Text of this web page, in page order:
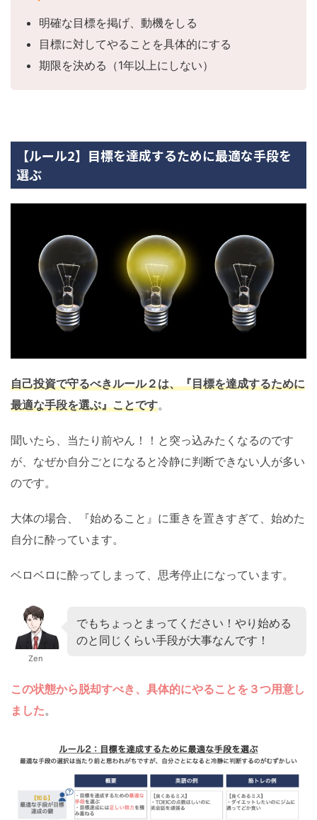
明確な目標を掲げ、動機をしる
目標に対してやることを具体的にする
期限を決める（1年以上にしない）
【ルール2】目標を達成するために最適な手段を
選ぶ
自己投資で守るべきルール２は、『目標を達成するために
最適な手段を選ぶ』ことです。
聞いたら、当たり前やん！！と突っ込みたくなるのです
が、なぜか自分ごとになると冷静に判断できない人が多い
のです。
大体の場合、『始めること』に重きを置きすぎて、始めた
自分に酔っています。
ベロベロに酔ってしまって、思考停止になっています。
Zen
でもちょっとまってください！やり始める
のと同じくらい手段が大事なんです！
この状態から脱却すべき、 具体的にやることを３つ用意し
ました。